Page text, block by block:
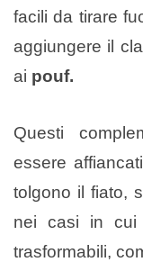
facili da tirare
aggiungere il
ai pouf.
Questi
essere
tolgono il fiato,
nei casi in
trasformabili,